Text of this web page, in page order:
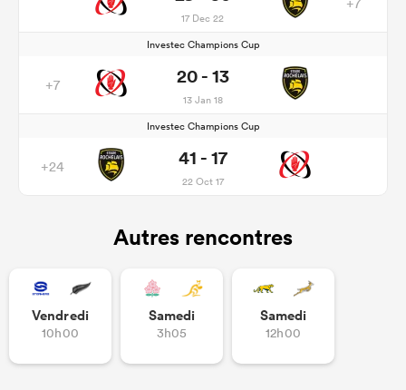
17 Dec 22
Investec Champions Cup
+7 20 - 13
13 Jan 18
Investec Champions Cup
+24 41 - 17
22 Oct 17
Autres rencontres
Vendredi
10h00
Samedi
3h05
Samedi
12h00